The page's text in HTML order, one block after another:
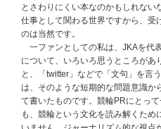
とさわりにくい本なのかもしれな
仕事として関わる世界ですから、受
のは当然です。
一ファンとしての私は、JKAを代
について、いろいろ思うところがあ
と、「twitter」などで「文句」を言
は、そのような短期的な問題意識か
て書いたものです。競輪PRにとっ
も、競輪という文化を読み解くた